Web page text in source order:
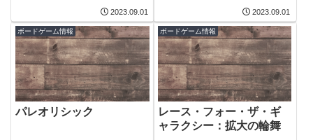
2023.09.01 2023.09.01
ボードゲーム情報
パレオリシック
ボードゲーム情報
レース・フォー・ザ・ギ
ャラクシー：拡大の輪舞